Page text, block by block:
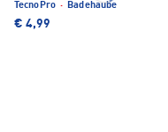
TecnoPro · Badehaube
€ 4,99